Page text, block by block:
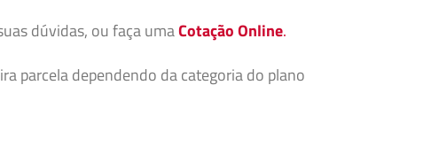
dúvidas, ou faça umaCotação Online.
parcela dependendo da categoria do plano